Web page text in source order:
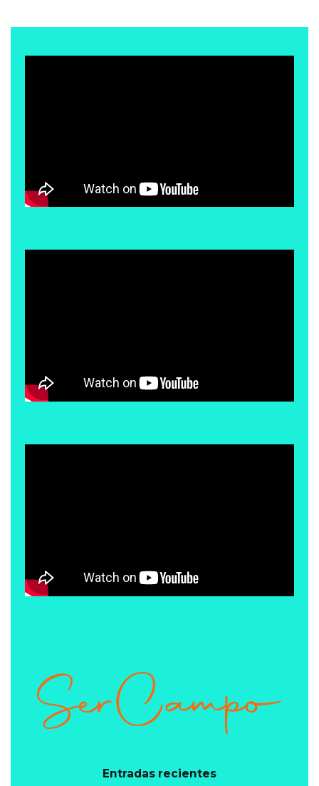
Entradas recientes